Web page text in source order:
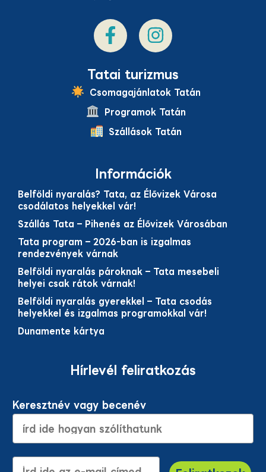
Tatai turizmus
Csomagajánlatok Tatán
Programok Tatán
Szállások Tatán
Információk
Belföldi nyaralás? Tata, az Élővizek Városa
csodálatos helyekkel vár!
Szállás Tata – Pihenés az Élővizek Városában
Tata program – 2026-ban is izgalmas
rendezvények várnak
Belföldi nyaralás pároknak – Tata mesebeli
helyei csak rátok várnak!
Belföldi nyaralás gyerekkel – Tata csodás
helyekkel és izgalmas programokkal vár!
Dunamente kártya
Hírlevél feliratkozás
Keresztnév vagy becenév
E-mail cím